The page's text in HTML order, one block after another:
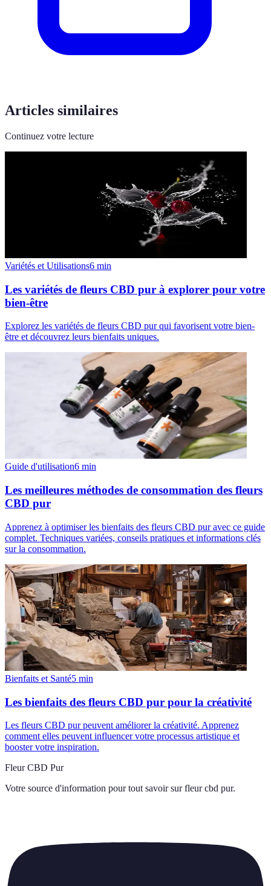
Articles similaires
Continuez votre lecture
Variétés et Utilisations6 min
Les variétés de fleurs CBD pur à explorer pour votre
bien-être
Explorez les variétés de fleurs CBD pur qui favorisent votre bien-
être et découvrez leurs bienfaits uniques.
Guide d'utilisation6 min
Les meilleures méthodes de consommation des fleurs
CBD pur
Apprenez à optimiser les bienfaits des fleurs CBD pur avec ce guide
complet. Techniques variées, conseils pratiques et informations clés
sur la consommation.
Bienfaits et Santé5 min
Les bienfaits des fleurs CBD pur pour la créativité
Les fleurs CBD pur peuvent améliorer la créativité. Apprenez
comment elles peuvent influencer votre processus artistique et
booster votre inspiration.
Fleur CBD Pur
Votre source d'information pour tout savoir sur fleur cbd pur.